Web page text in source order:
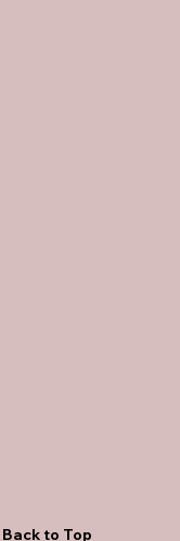
Back to Top